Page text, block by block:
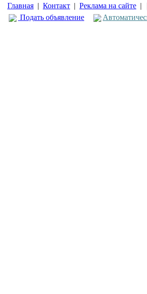
Главная | Контакт | Реклама на сайте |
Подать объявление